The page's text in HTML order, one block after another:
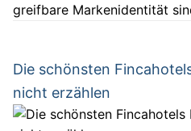
greifbare Markenidentität
Die schönsten
nicht erzählen